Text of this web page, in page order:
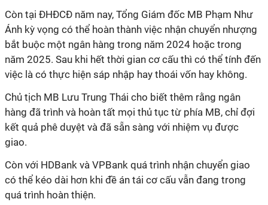
Còn tại ĐHĐCĐ năm nay, Tổng Giám đốc MB Phạm Như
Ánh kỳ vọng có thể hoàn thành việc nhận chuyển nhượng
bắt buộc một ngân hàng trong năm 2024 hoặc trong
năm 2025. Sau khi hết thời gian cơ cấu thì có thể tính đến
việc là có thực hiện sáp nhập hay thoái vốn hay không.
Chủ tịch MB Lưu Trung Thái cho biết thêm rằng ngân
hàng đã trình và hoàn tất mọi thủ tục từ phía MB, chỉ đợi
kết quả phê duyệt và đã sẵn sàng với nhiệm vụ được
giao.
Còn với HDBank và VPBank quá trình nhận chuyển giao
có thể kéo dài hơn khi đề án tái cơ cấu vẫn đang trong
quá trình hoàn thiện.